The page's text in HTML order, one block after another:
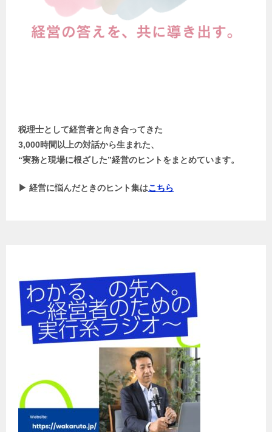
税理士として経営者と向き合ってきた
3,000時間以上の対話から生まれた、
“実務と現場に根ざした”経営のヒントをまとめています。
▶ 経営に悩んだときのヒント集はこちら